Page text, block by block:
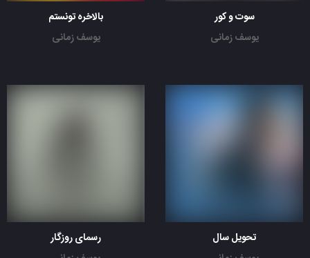
سوت و کور
یوسف زمانی
بالاخره تونستم
یوسف زمانی
تحویل سال
رسمای روزگار